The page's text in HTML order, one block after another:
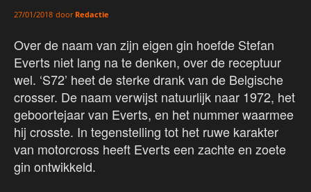
27/01/2018 door Redactie
Over de naam van zijn eigen gin hoefde Stefan
Everts niet lang na te denken, over de receptuur
wel. ‘S72’ heet de sterke drank van de Belgische
crosser. De naam verwijst natuurlijk naar 1972, het
geboortejaar van Everts, en het nummer waarmee
hij crosste. In tegenstelling tot het ruwe karakter
van motorcross heeft Everts een zachte en zoete
gin ontwikkeld.